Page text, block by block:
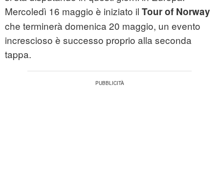
Mercoledì 16 maggio è iniziato il Tour of Norway
che terminerà domenica 20 maggio, un evento
increscioso è successo proprio alla seconda
tappa.